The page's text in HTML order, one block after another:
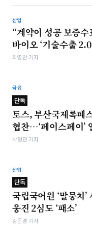
산업
“계약이 성공 보증
바이오 ‘기술수출
최영찬 기자
금융
단독
토스, 부산국제록페
협찬…‘페이스페이’
박형민 기자
산업
단독
국립국어원 ‘말뭉치
웅진 2심도 ‘패소’
강은경 기자